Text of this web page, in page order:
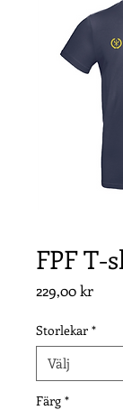
FPF T-
229,00 krPris
Storlekar *
Färg *